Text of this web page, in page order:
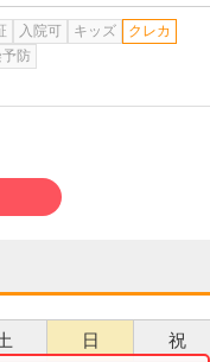
入院可 キッズ
クレカ
防
日 祝